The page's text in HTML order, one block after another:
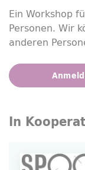
Ein Workshop
Personen. Wir
anderen
In